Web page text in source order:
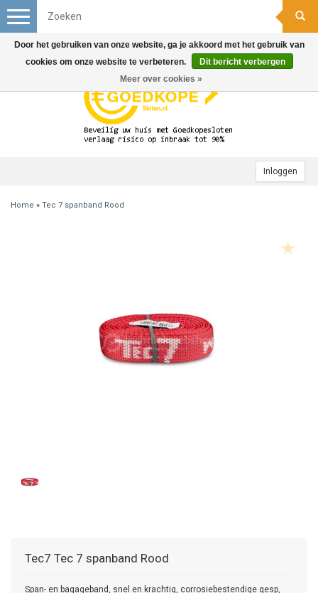
Inloggen
Toggle
navigation
Home » Tec 7 spanband Rood
Tec7 Tec 7 spanband Rood
Span- en bagageband, snel en krachtig, corrosiebestendige gesp,
Door het gebruiken van onze website, ga je akkoord met het gebruik van
cookies om onze website te verbeteren.
Dit bericht verbergen
Meer over cookies »